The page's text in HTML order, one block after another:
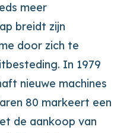
meer
breidt zijn
door zich te
In 1979
nieuwe machines
80 markeert een
de aankoop van